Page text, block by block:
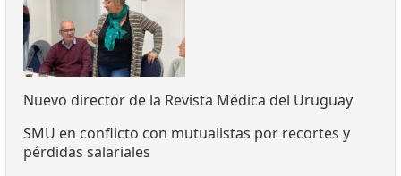
Nuevo director de la Revista Médica del Uruguay
SMU en conflicto con mutualistas por recortes y
pérdidas salariales